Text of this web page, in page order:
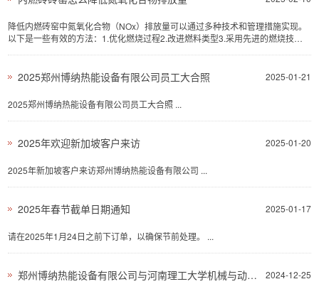
降低内燃砖窑中氮氧化合物（NOx）排放量可以通过多种技术和管理措施实现。
以下是一些有效的方法：1.优化燃烧过程2.改进燃料类型3.采用先进的燃烧技术4.
2025-01-21
2025郑州博纳热能设备有限公司员工大合照
2025郑州博纳热能设备有限公司员工大合照 ...
2025-01-20
2025年欢迎新加坡客户来访
2025年新加坡客户来访郑州博纳热能设备有限公司 ...
2025-01-17
2025年春节截单日期通知
请在2025年1月24日之前下订单，以确保节前处理。 ...
2024-12-25
郑州博纳热能设备有限公司与河南理工大学机械与动力工程学院共建研发中心并签订项目合作协议